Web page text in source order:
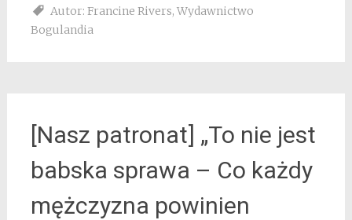
Autor: Francine Rivers, Wydawnictwo
Bogulandia
[Nasz patronat] „To nie jest
babska sprawa – Co każdy
mężczyzna powinien